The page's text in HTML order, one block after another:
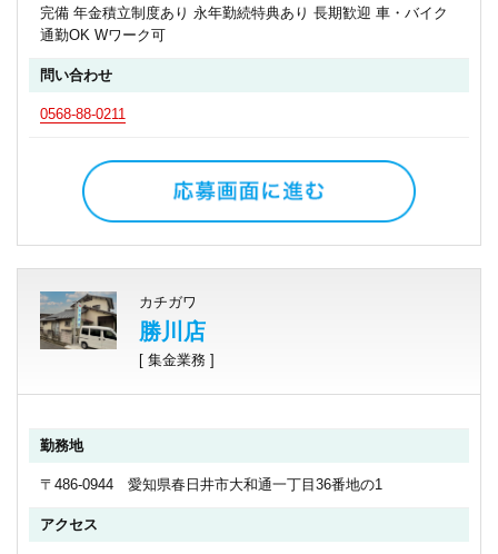
完備 年金積立制度あり 永年勤続特典あり 長期歓迎 車・バイク
通勤OK Wワーク可
問い合わせ
0568-88-0211
カチガワ
勝川店
[ 集金業務 ]
勤務地
〒486-0944 愛知県春日井市大和通一丁目36番地の1
アクセス